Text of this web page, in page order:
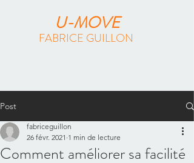
U-MOVE
FABRICE GUILLON
Post
Comment améliorer sa facilité
fabriceguillon
26 févr. 2021 1 min de lecture